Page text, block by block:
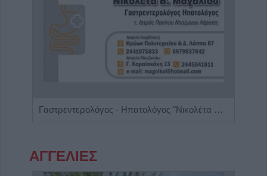
Γαστρεντερολόγος - Ηπατολόγος "Νικολέτα Β. Μαγαλιού"
ΑΓΓΕΛΙΕΣ